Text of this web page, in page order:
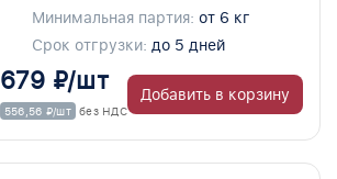
Минимальная партия: от 6 кг
Срок отгрузки: до 5 дней
679 ₽/шт
556,56 ₽/шт без НДС
Добавить в корзину